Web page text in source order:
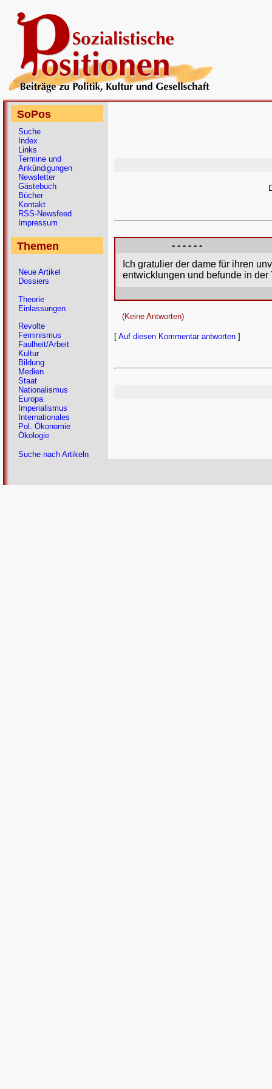
- - - - - -
Ich gratulier der dame für ihren
entwicklungen und befunde in der
(Keine Antworten)
[ Auf diesen Kommentar antworten ]
SoPos
Suche
Index
Links
Termine und
Ankündigungen
Newsletter
Gästebuch
Bücher
Kontakt
RSS-Newsfeed
Impressum
Themen
Neue Artikel
Dossiers
Theorie
Einlassungen
Revolte
Feminismus
Faulheit/Arbeit
Kultur
Bildung
Medien
Staat
Nationalismus
Europa
Imperialismus
Internationales
Pol. Ökonomie
Ökologie
Suche nach Artikeln